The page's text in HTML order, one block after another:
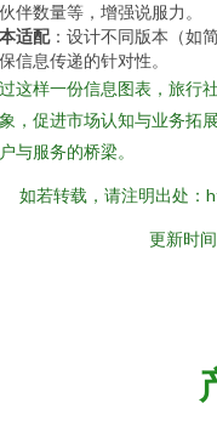
伴数量等，增强说服力。
适配：设计不同版本（如
信息传递的针对性。
这样一份信息图表，旅行
，促进市场认知与业务拓
与服务的桥梁。
如若转载，请注明出处
更新时